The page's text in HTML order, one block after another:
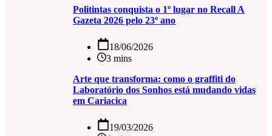
Politintas conquista o 1º lugar no Recall A
Gazeta 2026 pelo 23º ano
18/06/2026
3 mins
Arte que transforma: como o graffiti do
Laboratório dos Sonhos está mudando vidas
em Cariacica
19/03/2026